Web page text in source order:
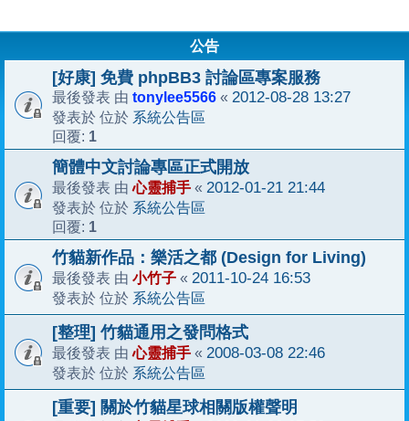
公告
[好康] 免費 phpBB3 討論區專案服務
最後發表 由 tonylee5566 « 2012-08-28 13:27
發表於 位於 系統公告區
回覆: 1
簡體中文討論專區正式開放
最後發表 由心靈捕手 « 2012-01-21 21:44
發表於 位於 系統公告區
回覆: 1
竹貓新作品：樂活之都 (Design for Living)
最後發表 由 小竹子 « 2011-10-24 16:53
發表於 位於 系統公告區
[整理] 竹貓通用之發問格式
最後發表 由心靈捕手 « 2008-03-08 22:46
發表於 位於 系統公告區
[重要] 關於竹貓星球相關版權聲明